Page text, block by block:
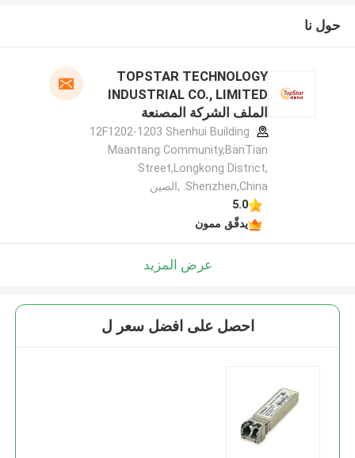
حول نا
TOPSTAR TECHNOLOGY
INDUSTRIAL CO., LIMITED
الملف الشركة المصنعة
12F1202-1203 Shenhui Building
Maantang Community,BanTian
Street,Longkong District,
Shenzhen,China. ,الصين
5.0
يدقّق ممون
عرض المزيد
احصل على افضل سعر ل